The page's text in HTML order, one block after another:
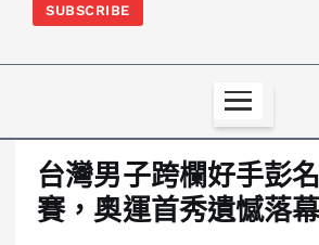
SUBSCRIBE
台灣男子跨欄好手彭
賽，奧運首秀遺憾落